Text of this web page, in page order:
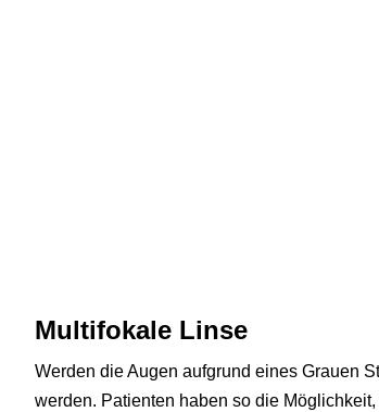
Multifokale Linse
Werden die Augen aufgrund eines Grauen
werden. Patienten haben so die